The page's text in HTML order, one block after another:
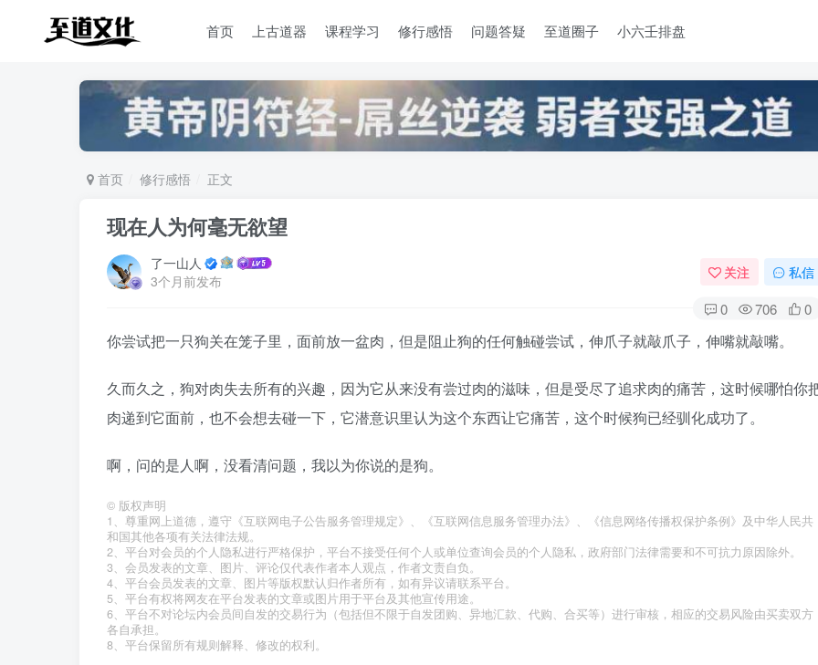
首页 上古道器 课程学习 修行感悟 问题答疑 至道圈子 小六壬排盘
首页 修行感悟 正文
现在人为何毫无欲望
了一山人
3个月前发布
关注 私信
0 706 0
‌你尝试把一只狗关在笼子里，面前放一盆肉，但是阻止狗的任何触碰尝试，伸爪子就敲爪子，伸嘴就敲嘴。
久而久之，狗对肉失去所有的兴趣，因为它从来没有尝过肉的滋味，但是受尽了追求肉的痛苦，这时候哪怕你
肉递到它面前，也不会想去碰一下，它潜意识里认为这个东西让它痛苦，这个时候狗已经驯化成功了。
啊，问的是人啊，没看清问题，我以为你说的是狗。
© 版权声明
1、尊重网上道德，遵守《互联网电子公告服务管理规定》、《互联网信息服务管理办法》、《信息网络传播权保护条例》及中华人民共
和国其他各项有关法律法规。
2、平台对会员的个人隐私进行严格保护，平台不接受任何个人或单位查询会员的个人隐私，政府部门法律需要和不可抗力原因除外。
3、会员发表的文章、图片、评论仅代表作者本人观点，作者文责自负。
4、平台会员发表的文章、图片等版权默认归作者所有，如有异议请联系平台。
5、平台有权将网友在平台发表的文章或图片用于平台及其他宣传用途。
6、平台不对论坛内会员间自发的交易行为（包括但不限于自发团购、异地汇款、代购、合买等）进行审核，相应的交易风险由买卖双方
各自承担。
8、平台保留所有规则解释、修改的权利。